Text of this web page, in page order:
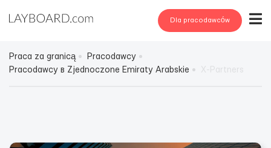
Dla pracodawców
Praca za granicą
Pracodawcy
Pracodawcy в Zjednoczone Emiraty Arabskie